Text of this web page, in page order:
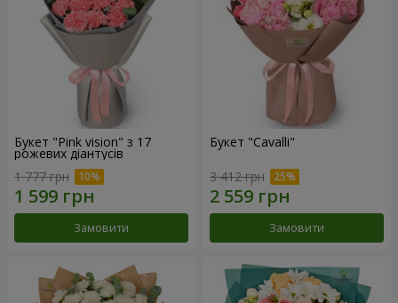
Букет "Pink vision" з 17
рожевих діантусів
1 777 грн
Замовити
Букет "Cаvalli"
3 412 грн
Замовити